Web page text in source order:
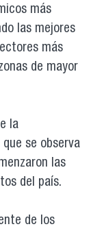
más
las mejores
más
de mayor
la
se observa
las
del país.
de los